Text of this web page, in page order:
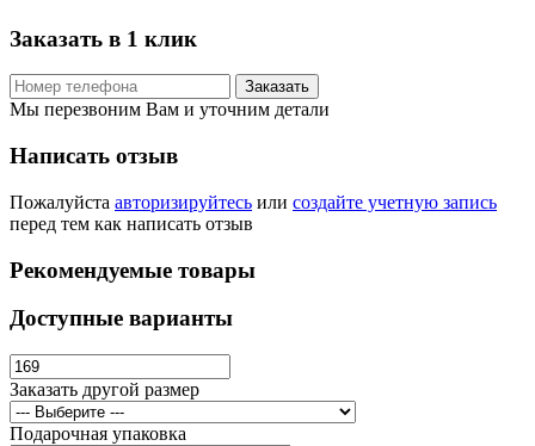
Заказать в 1 клик
Заказать
Мы перезвоним Вам и уточним детали
Написать отзыв
Пожалуйста авторизируйтесь или создайте учетную запись
перед тем как написать отзыв
Рекомендуемые товары
Доступные варианты
Заказать другой размер
Подарочная упаковка